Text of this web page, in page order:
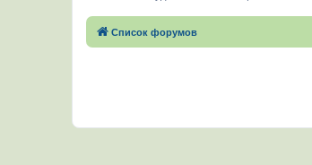
Список форумов